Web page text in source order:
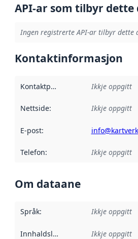
API-ar som tilbyr
Ingen registrerte API-ar tilbyr dette
Kontaktinformasjon
Kontaktpunkt Ikkje oppgitt
Nettside: Ikkje oppgitt
E-post:
Telefon: Ikkje oppgitt
Om dataane
Språk: Ikkje oppgitt
Innhaldsleverandørar :
Ikkje oppgitt